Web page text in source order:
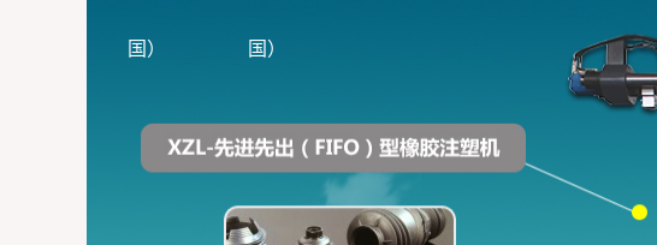
国） 国）
拉伸机
电力配件
空调电机
各种减震件